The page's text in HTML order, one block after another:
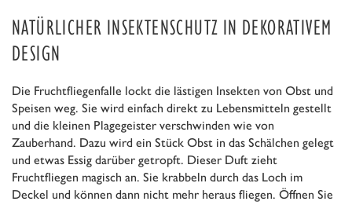
NATÜRLICHER INSEKTENSCHUTZ IN DEKORATIVEM
DESIGN
Die Fruchtfliegenfalle lockt die lästigen Insekten von Obst und
Speisen weg. Sie wird einfach direkt zu Lebensmitteln gestellt
und die kleinen Plagegeister verschwinden wie von
Zauberhand. Dazu wird ein Stück Obst in das Schälchen gelegt
und etwas Essig darüber getropft. Dieser Duft zieht
Fruchtfliegen magisch an. Sie krabbeln durch das Loch im
Deckel und können dann nicht mehr heraus fliegen. Öffnen Sie